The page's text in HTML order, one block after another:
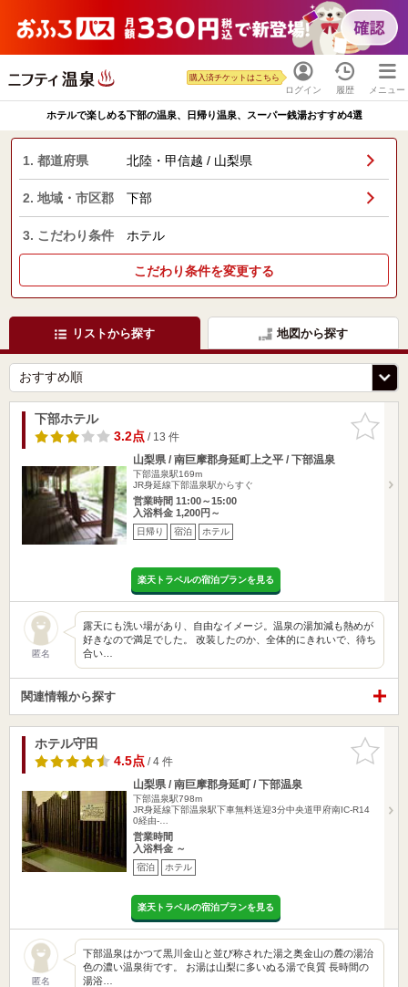
ログイン
購入済チケットはこちら
履歴 メニュー
ホテルで楽しめる下部の温泉、日帰り温泉、スーパー銭湯おすすめ4選
1. 都道府県 北陸・甲信越 / 山梨県
2. 地域・市区郡 下部
3. こだわり条件 ホテル
こだわり条件を変更する
リストから探す 地図から探す
お気に入
りに追加
下部ホテル
3.2点/ 13 件
山梨県 / 南巨摩郡身延町上之平 / 下部温泉
下部温泉駅169m
JR身延線下部温泉駅からすぐ
営業時間 11:00～15:00
入浴料金 1,200円～
日帰り 宿泊 ホテル
楽天トラベルの宿泊プランを見る
匿名
露天にも洗い場があり、自由なイメージ。温泉の湯加減も熱めが
好きなので満足でした。 改装したのか、全体的にきれいで、待ち
合い…
関連情報から探す
お気に入
りに追加
ホテル守田
4.5点/ 4 件
山梨県 / 南巨摩郡身延町 / 下部温泉
下部温泉駅798m
JR身延線下部温泉駅下車無料送迎3分中央道甲府南IC-R14
0経由-…
営業時間
入浴料金 ～
宿泊 ホテル
楽天トラベルの宿泊プランを見る
匿名
下部温泉はかつて黒川金山と並び称された湯之奥金山の麓の湯治
色の濃い温泉街です。 お湯は山梨に多いぬる湯で良質 長時間の
湯浴…